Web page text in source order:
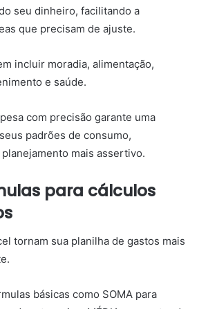
seu dinheiro, facilitando a
que precisam de ajuste.
incluir moradia, alimentação,
e saúde.
com precisão garante uma
padrões de consumo,
mais assertivo.
para cálculos
tornam sua planilha de gastos mais
básicas como SOMA para